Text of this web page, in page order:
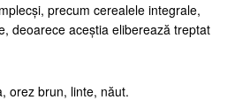
precum cerealele integrale,
deoarece aceștia eliberează treptat
orez brun, linte, năut.